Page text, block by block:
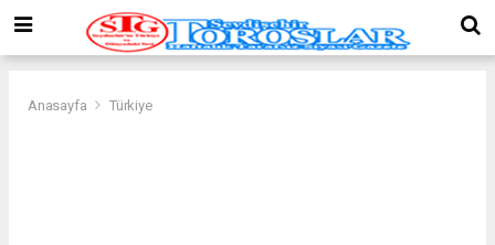
Anasayfa Türkiye